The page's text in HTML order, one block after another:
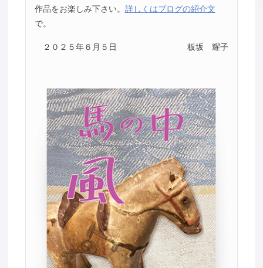
作品をお楽しみ下さい。 詳しくはブログの紹介文
で。
２０２５年６月５日 板坂 耀子